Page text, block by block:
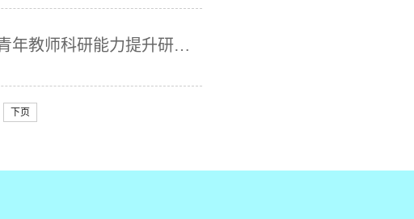
我校教师代表参加第八届物流专业青年教师科研能力提升研修班
下页